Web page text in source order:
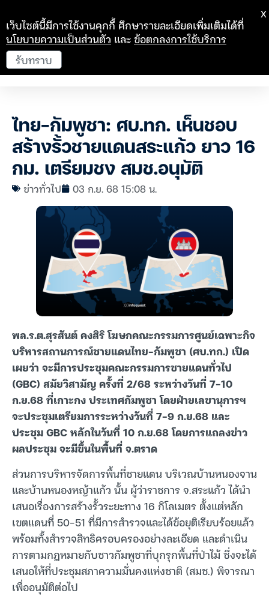
ไทย-กัมพูชา: ศบ.ทก. เห็นชอบ
สร้างรั้วชายแดนสระแก้ว ยาว 16
กม. เตรียมชง สมช.อนุมัติ
ข่าวทั่วไป 03 ก.ย. 68 15:08 น.
พล.ร.ต.สุรสันต์ คงสิริ โฆษกคณะกรรมการศูนย์เฉพาะกิจ
บริหารสถานการณ์ชายแดนไทย-กัมพูชา (ศบ.ทก.) เปิด
เผยว่า จะมีการประชุมคณะกรรมการชายแดนทั่วไป
(GBC) สมัยวิสามัญ ครั้งที่ 2/68 ระหว่างวันที่ 7-10
ก.ย.68 ที่เกาะกง ประเทศกัมพูชา โดยฝ่ายเลขานุการฯ
จะประชุมเตรียมการระหว่างวันที่ 7-9 ก.ย.68 และ
ประชุม GBC หลักในวันที่ 10 ก.ย.68 โดยการแถลงข่าว
ผลประชุม จะมีขึ้นในพื้นที่ จ.ตราด
ส่วนการบริหารจัดการพื้นที่ชายแดน บริเวณบ้านหนองจาน
และบ้านหนองหญ้าแก้ว นั้น ผู้ว่าราชการ จ.สระแก้ว ได้นำ
เสนอเรื่องการสร้างรั้วระยะทาง 16 กิโลเมตร ตั้งแต่หลัก
เขตแดนที่ 50-51 ที่มีการสำรวจและได้ข้อยุติเรียบร้อยแล้ว
พร้อมทั้งสำรวจสิทธิครอบครองอย่างละเอียด และดำเนิน
การตามกฎหมายกับชาวกัมพูชาที่บุกรุกพื้นที่ป่าไม้ ซึ่งจะได้
เสนอให้ที่ประชุมสภาความมั่นคงแห่งชาติ (สมช.) พิจารณา
เพื่ออนุมัติต่อไป
เว็บไซต์นี้มีการใช้งานคุกกี้ ศึกษารายละเอียดเพิ่มเติมได้ที่
นโยบายความเป็นส่วนตัว และข้อตกลงการใช้บริการ
รับทราบ
X